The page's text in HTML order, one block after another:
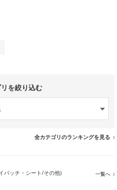
を絞り込む
全カテゴリのランキングを見る
パッチ・シート/その他) 一覧へ